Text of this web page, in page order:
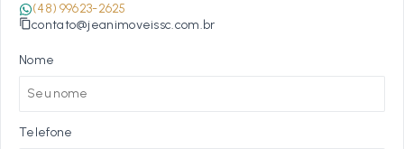
(48) 99623-2625
contato@jeanimoveissc.com.br
Nome
Telefone